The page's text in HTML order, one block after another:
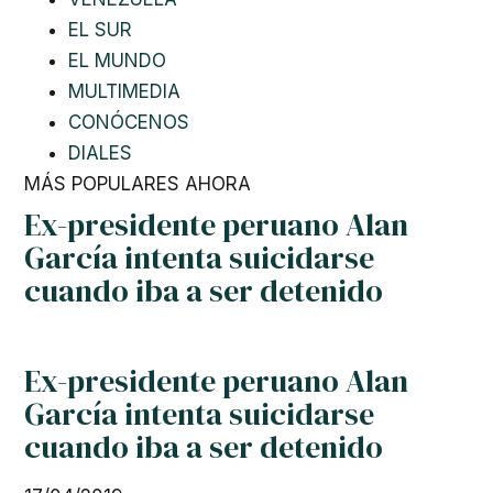
EL SUR
EL MUNDO
MULTIMEDIA
CONÓCENOS
DIALES
MÁS POPULARES AHORA
Ex-presidente peruano Alan
García intenta suicidarse
cuando iba a ser detenido
Ex-presidente peruano Alan
García intenta suicidarse
cuando iba a ser detenido